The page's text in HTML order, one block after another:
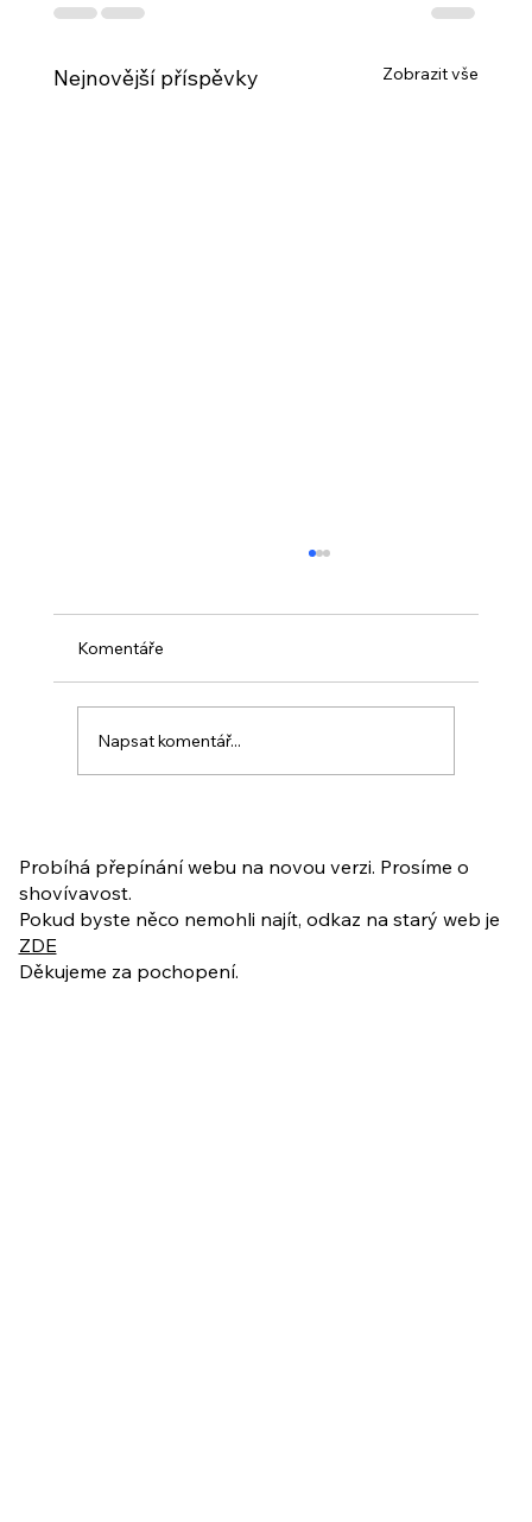
Nejnovější příspěvky Zobrazit vše
ukázkové lekce
Komentáře
Napsat komentář...
Probíhá přepínání webu na novou verzi. Prosíme o
shovívavost.
Pokud byste něco nemohli najít, odkaz na starý web je
ZDE
Děkujeme za pochopení.